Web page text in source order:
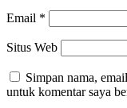
Email *
Situs Web
Simpan nama,
untuk komentar saya